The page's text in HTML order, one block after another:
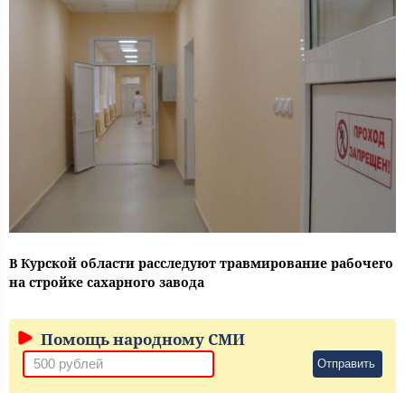
В Курской области расследуют травмирование рабочего
на стройке сахарного завода
Помощь народному СМИ
Отправить